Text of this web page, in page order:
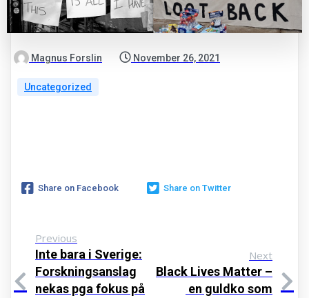
Magnus Forslin November 26, 2021
Uncategorized
Share on Facebook Share on Twitter
Previous
Inte bara i Sverige:
Forskningsanslag
nekas pga fokus på
Next
Black Lives Matter –
en guldko som